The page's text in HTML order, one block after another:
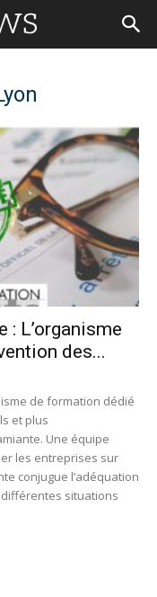
L’organisme
des...
de formation dédié
et plus
Une équipe
les entreprises sur
conjugue l’adéquation
situations